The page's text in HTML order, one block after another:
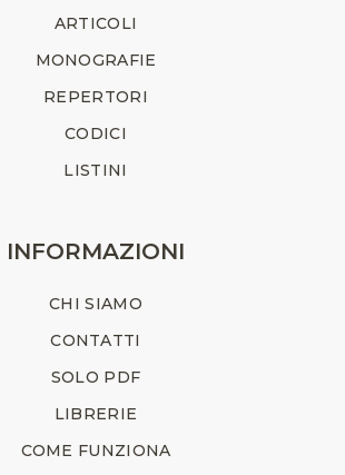
ARTICOLI
MONOGRAFIE
REPERTORI
CODICI
LISTINI
INFORMAZIONI
CHI SIAMO
CONTATTI
SOLO PDF
LIBRERIE
COME FUNZIONA